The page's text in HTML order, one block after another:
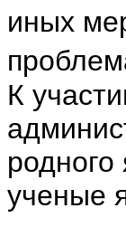
иных
К
ученые